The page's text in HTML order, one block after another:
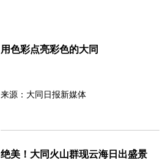
用色彩点亮彩色的大同
来源：大同日报新媒体
绝美！大同火山群现云海日出盛景